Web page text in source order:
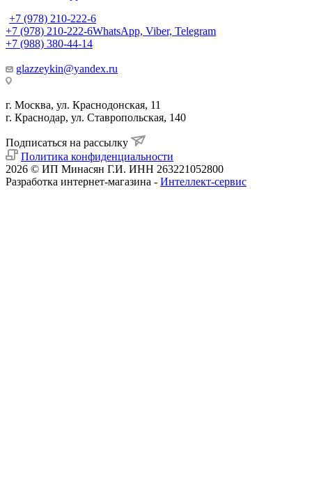
+7 (978) 210-222-6
+7 (978) 210-222-6WhatsApp, Viber, Telegram
+7 (988) 380-44-14
glazzeykin@yandex.ru
г. Москва, ул. Краснодонская, 11
г. Краснодар, ул. Ставропольская, 140
Подписаться на рассылку
Политика конфиденциальности
2026 © ИП Минасян Г.И. ИНН 263221052800
Разработка интернет-магазина - Интеллект-сервис